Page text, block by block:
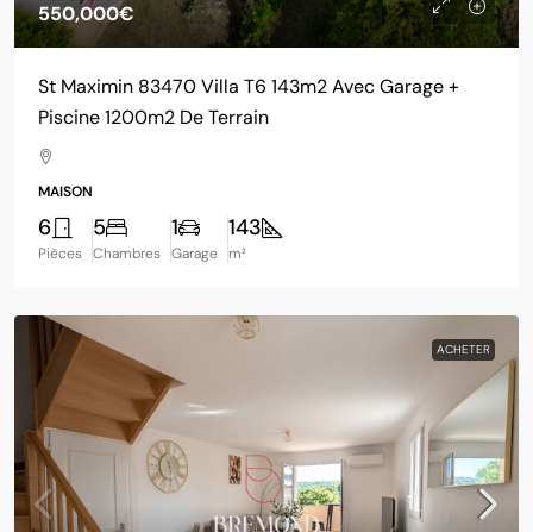
550,000€
St Maximin 83470 Villa T6 143m2 Avec Garage +
Piscine 1200m2 De Terrain
MAISON
6
Pièces
5
Chambres
1
Garage
143
m²
ACHETER